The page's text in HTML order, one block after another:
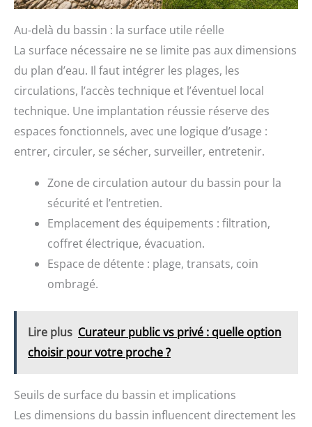
Au-delà du bassin : la surface utile réelle
La surface nécessaire ne se limite pas aux dimensions
du plan d’eau. Il faut intégrer les plages, les
circulations, l’accès technique et l’éventuel local
technique. Une implantation réussie réserve des
espaces fonctionnels, avec une logique d’usage :
entrer, circuler, se sécher, surveiller, entretenir.
Zone de circulation autour du bassin pour la
sécurité et l’entretien.
Emplacement des équipements : filtration,
coffret électrique, évacuation.
Espace de détente : plage, transats, coin
ombragé.
Lire plus Curateur public vs privé : quelle option
choisir pour votre proche ?
Seuils de surface du bassin et implications
Les dimensions du bassin influencent directement les